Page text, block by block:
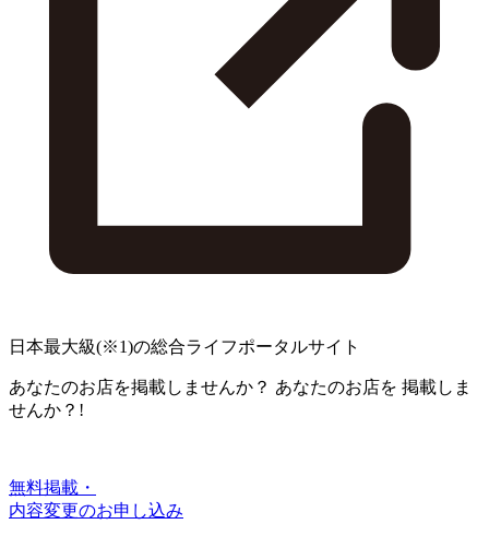
日本最大級(※1)の総合ライフポータルサイト
あなたのお店を掲載しませんか？ あなたのお店を 掲載しま
せんか？!
無料掲載・
内容変更のお申し込み